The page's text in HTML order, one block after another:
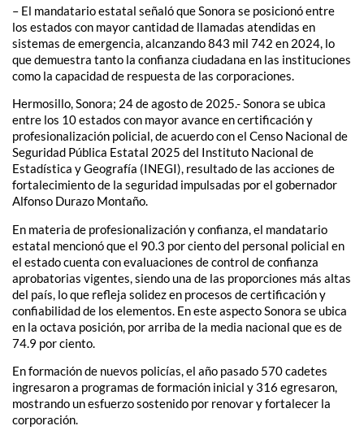
– El mandatario estatal señaló que Sonora se posicionó entre
los estados con mayor cantidad de llamadas atendidas en
sistemas de emergencia, alcanzando 843 mil 742 en 2024, lo
que demuestra tanto la confianza ciudadana en las instituciones
como la capacidad de respuesta de las corporaciones.
Hermosillo, Sonora; 24 de agosto de 2025.- Sonora se ubica
entre los 10 estados con mayor avance en certificación y
profesionalización policial, de acuerdo con el Censo Nacional de
Seguridad Pública Estatal 2025 del Instituto Nacional de
Estadística y Geografía (INEGI), resultado de las acciones de
fortalecimiento de la seguridad impulsadas por el gobernador
Alfonso Durazo Montaño.
En materia de profesionalización y confianza, el mandatario
estatal mencionó que el 90.3 por ciento del personal policial en
el estado cuenta con evaluaciones de control de confianza
aprobatorias vigentes, siendo una de las proporciones más altas
del país, lo que refleja solidez en procesos de certificación y
confiabilidad de los elementos. En este aspecto Sonora se ubica
en la octava posición, por arriba de la media nacional que es de
74.9 por ciento.
En formación de nuevos policías, el año pasado 570 cadetes
ingresaron a programas de formación inicial y 316 egresaron,
mostrando un esfuerzo sostenido por renovar y fortalecer la
corporación.